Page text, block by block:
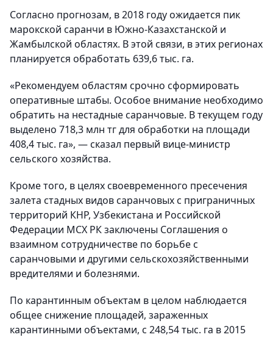
Согласно прогнозам, в 2018 году ожидается пик
марокской саранчи в Южно-Казахстанской и
Жамбылской областях. В этой связи, в этих регионах
планируется обработать 639,6 тыс. га.
«Рекомендуем областям срочно сформировать
оперативные штабы. Особое внимание необходимо
обратить на нестадные саранчовые. В текущем году
выделено 718,3 млн тг для обработки на площади
408,4 тыс. га», — сказал первый вице-министр
сельского хозяйства.
Кроме того, в целях своевременного пресечения
залета стадных видов саранчовых с приграничных
территорий КНР, Узбекистана и Российской
Федерации МСХ РК заключены Соглашения о
взаимном сотрудничестве по борьбе с
саранчовыми и другими сельскохозяйственными
вредителями и болезнями.
По карантинным объектам в целом наблюдается
общее снижение площадей, зараженных
карантинными объектами, с 248,54 тыс. га в 2015